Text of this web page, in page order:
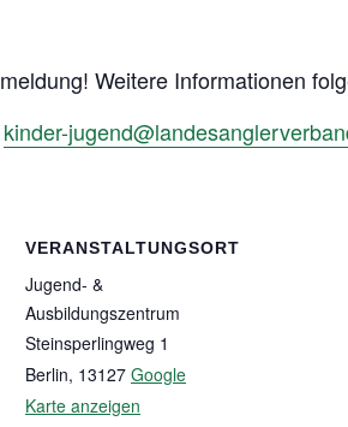
Weitere Informationen
kinder-
VERANSTALTUNGSORT
Jugend- &
Ausbildungszentrum
Steinsperlingweg 1
Berlin, 13127 Google
Karte anzeigen